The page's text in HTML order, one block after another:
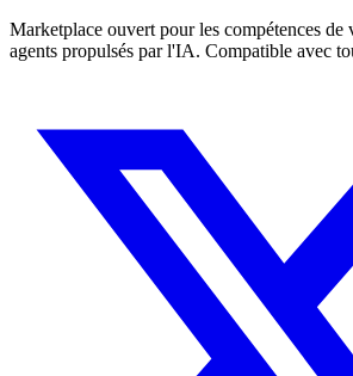
Marketplace ouvert pour les compétences de
agents propulsés par l'IA. Compatible avec